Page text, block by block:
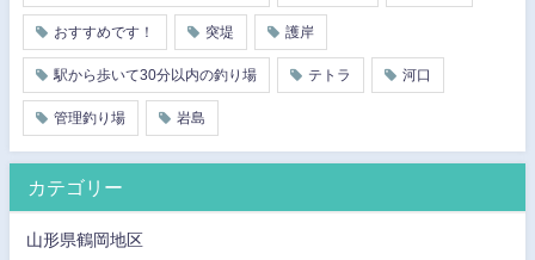
おすすめです！ 突堤 護岸
駅から歩いて30分以内の釣り場 テトラ 河口
管理釣り場 岩島
カテゴリー
山形県鶴岡地区